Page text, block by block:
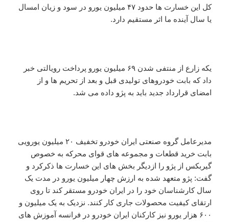
کل این خسارت ها حدود ۴۷ میلیون یورو در سود و زیان امسال
یا سال آینده ما اثر مستقیم دارد.
یکه زارع از منتفی شدن ۶۹ میلیون یورو پرداخت رویالتی خبر
داد که بابت خودروهای تولیدی قبل و بعد از تحریم ها و از
امضای قرارداد جدید باید به پژو داده می شد.
مدیرعامل گروه صنعتی ایران خودرو تخفیف ۲۰ میلیون یورویی
بابت خرید قطعات و مجموعه های قوای محرکه به خصوص
گیربکس از پژو را ازدیگر بخش های این خسارت ها ذکرکرد و
گفت:‌ پژو متعهد شده به ارزش چهار میلیون یورو در مدت یک
سال کارشناسان خود را در ایران خودرو مستقر کند تا روی
ارتقای کیفیت محصولات جاری کار کنند. نزدیک به یک میلیون و
۶۰۰ هزار یورو نیز کارکنان ایران خودرو در فرانسه آموزش های